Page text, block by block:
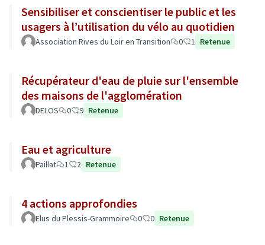
Sensibiliser et conscientiser le public et les
usagers à l’utilisation du vélo au quotidien
Association Rives du Loir en Transition 0 1 Retenue
Récupérateur d'eau de pluie sur l'ensemble
des maisons de l'agglomération
DELOS 0 9 Retenue
Eau et agriculture
Paillat 1 2 Retenue
4 actions approfondies
Elus du Plessis-Grammoire 0 0 Retenue